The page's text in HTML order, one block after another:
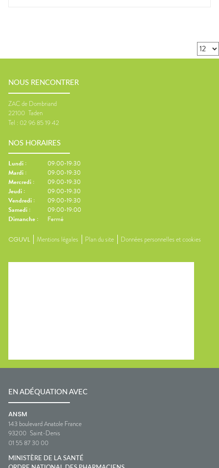
NOUS RENCONTRER
ZAC de Dombriand
22100 Taden
Tel : 02 96 85 19 42
NOS HORAIRES
Lundi :
09:00-19:30
Mardi :
09:00-19:30
Mercredi :
09:00-19:30
Jeudi :
09:00-19:30
Vendredi :
09:00-19:30
Samedi :
09:00-19:00
Dimanche : Fermé
CGUVL Mentions légales Plan du site Données personnelles et cookies
EN ADÉQUATION AVEC
ANSM
143 boulevard Anatole France
93200 Saint-Denis
01 55 87 30 00
MINISTÈRE DE LA SANTÉ